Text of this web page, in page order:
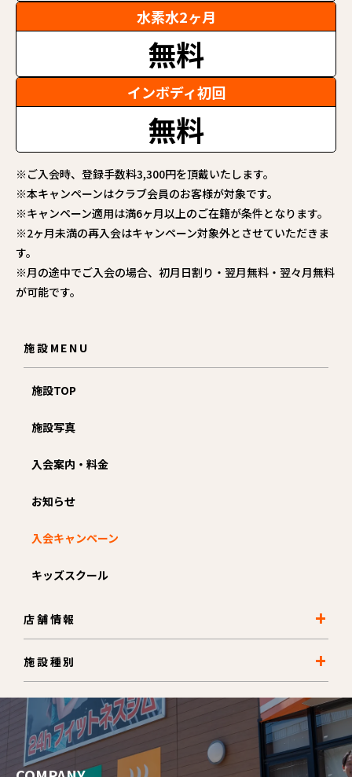
水素水2ヶ月
無料
インボディ初回
無料
※ご入会時、登録手数料3,300円を頂戴いたします。
※本キャンペーンはクラブ会員のお客様が対象です。
※キャンペーン適用は満6ヶ月以上のご在籍が条件となります。
※2ヶ月未満の再入会はキャンペーン対象外とさせていただきま
す。
※月の途中でご入会の場合、初月日割り・翌月無料・翌々月無料
が可能です。
施設MENU
施設TOP
施設写真
入会案内・料金
お知らせ
入会キャンペーン
キッズスクール
店舗情報
施設種別